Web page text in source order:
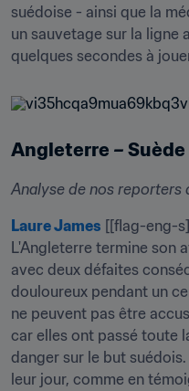
suédoise - ainsi que la
un sauvetage sur la ligne
quelques secondes à
Angleterre – Suède
Analyse de nos reporters
Laure James [[flag-eng-
L'Angleterre termine son
avec deux défaites
douloureux pendant un
ne peuvent pas être
car elles ont passé toute
danger sur le but
leur jour, comme en